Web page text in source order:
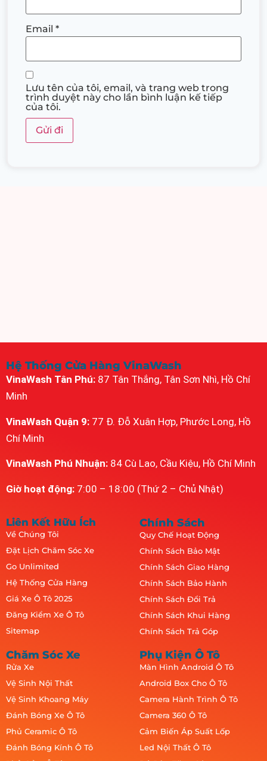
Email *
Lưu tên của tôi, email, và trang web trong
trình duyệt này cho lần bình luận kế tiếp
của tôi.
Hệ Thống Cửa Hàng VinaWash
VinaWash Tân Phú: 87 Tân Thắng, Tân Sơn Nhì, Hồ Chí
Minh
VinaWash Quận 9: 77 Đ. Đỗ Xuân Hợp, Phước Long, Hồ
Chí Minh
VinaWash Phú Nhuận: 84 Cù Lao, Cầu Kiệu, Hồ Chí Minh
Giờ hoạt động: 7:00 – 18:00 (Thứ 2 – Chủ Nhật)
Liên Kết Hữu Ích
Về Chúng Tôi
Đặt Lịch Chăm Sóc Xe
Go Unlimited
Hệ Thống Cửa Hàng
Giá Xe Ô Tô 2025
Đăng Kiểm Xe Ô Tô
Sitemap
Chính Sách
Quy Chế Hoạt Động
Chính Sách Bảo Mật
Chính Sách Giao Hàng
Chính Sách Bảo Hành
Chính Sách Đổi Trả
Chính Sách Khui Hàng
Chính Sách Trả Góp
Chăm Sóc Xe
Rửa Xe
Vệ Sinh Nội Thất
Vệ Sinh Khoang Máy
Đánh Bóng Xe Ô Tô
Phủ Ceramic Ô Tô
Đánh Bóng Kính Ô Tô
Phụ Kiện Ô Tô
Màn Hình Android Ô Tô
Android Box Cho Ô Tô
Camera Hành Trình Ô Tô
Camera 360 Ô Tô
Cảm Biến Áp Suất Lốp
Led Nội Thất Ô Tô